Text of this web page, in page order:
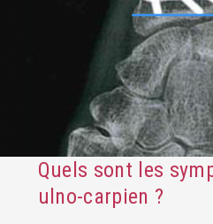
Quels sont les
ulno-carpien ?